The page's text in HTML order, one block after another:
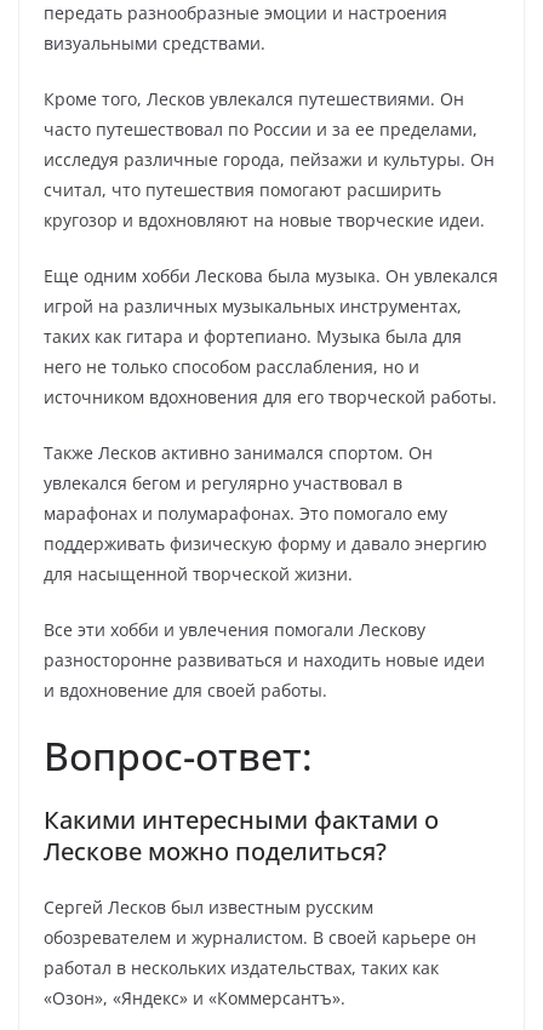
передать разнообразные эмоции и настроения
визуальными средствами.
Кроме того, Лесков увлекался путешествиями. Он
часто путешествовал по России и за ее пределами,
исследуя различные города, пейзажи и культуры. Он
считал, что путешествия помогают расширить
кругозор и вдохновляют на новые творческие идеи.
Еще одним хобби Лескова была музыка. Он увлекался
игрой на различных музыкальных инструментах,
таких как гитара и фортепиано. Музыка была для
него не только способом расслабления, но и
источником вдохновения для его творческой работы.
Также Лесков активно занимался спортом. Он
увлекался бегом и регулярно участвовал в
марафонах и полумарафонах. Это помогало ему
поддерживать физическую форму и давало энергию
для насыщенной творческой жизни.
Все эти хобби и увлечения помогали Лескову
разносторонне развиваться и находить новые идеи
и вдохновение для своей работы.
Вопрос-ответ:
Какими интересными фактами о
Лескове можно поделиться?
Сергей Лесков был известным русским
обозревателем и журналистом. В своей карьере он
работал в нескольких издательствах, таких как
«Озон», «Яндекс» и «Коммерсантъ».